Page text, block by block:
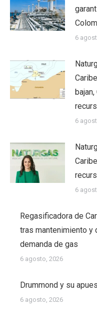
6
6
6
Regasificadora de
tras mantenimiento y
demanda de gas
6 agosto, 2026
Drummond y su
6 agosto, 2026